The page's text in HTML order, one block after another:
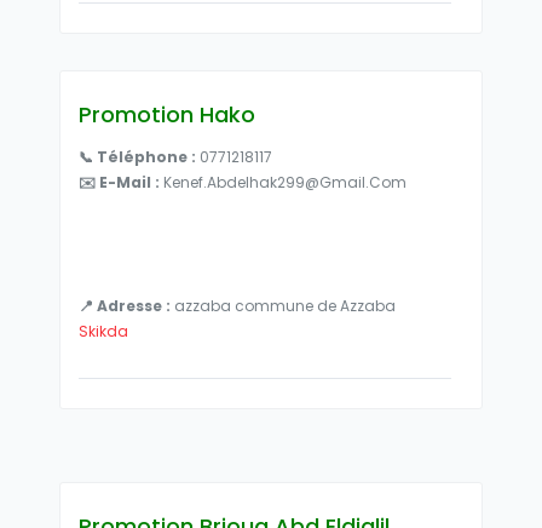
Promotion Hako
📞 Téléphone : 0771218117
✉️ E-Mail : Kenef.abdelhak299@gmail.com
📍 Adresse : azzaba commune de Azzaba
Skikda